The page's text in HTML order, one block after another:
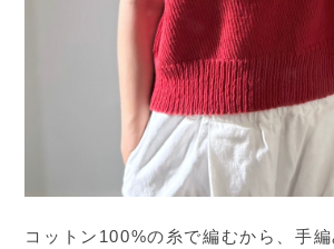
コットン100%の糸で編むから、手